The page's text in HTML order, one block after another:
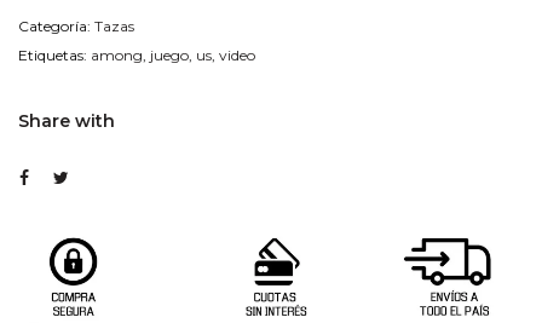
Categoría: Tazas
Etiquetas: among, juego, us, video
Share with